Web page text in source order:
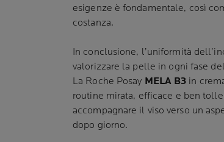
esigenze è fondamentale, così
costanza.
In conclusione, l’uniformità
valorizzare la pelle in ogni fase
La Roche Posay MELA B3 in
routine mirata, efficace e ben
accompagnare il viso verso un
dopo giorno.